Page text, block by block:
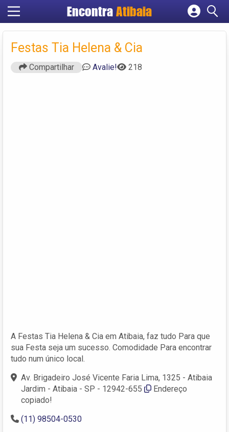
Encontra Atibaia
Cadastrar empresa
Criar conta
Festas Tia Helena & Cia
Compartilhar Avalie! 218
A Festas Tia Helena & Cia em Atibaia, faz tudo Para que
sua Festa seja um sucesso. Comodidade Para encontrar
tudo num único local.
Av. Brigadeiro José Vicente Faria Lima, 1325 - Atibaia
Jardim - Atibaia - SP - 12942-655
Endereço
copiado!
(11) 98504-0530